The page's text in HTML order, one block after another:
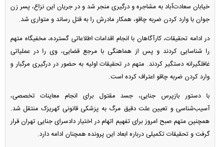
خیابان سعادت‌آباد به مشاجره و درگیری منجر شد و در جریان این نزاع، پسر زن
جوان با وارد کردن ضربه چاقو، همکار مادرش را به قتل رساند و متواری شد.
در ادامه تحقیقات، کارآگاهان با انجام اقدامات اطلاعاتی گسترده، مخفیگاه متهم
را شناسایی کردند و پس از هماهنگی با مرجع قضایی، وی را در عملیاتی
غافلگیرانه دستگیر کردند. متهم در تحقیقات اولیه به حضور در درگیری مرگبار و
وارد کردن ضربه چاقو اعتراف کرده است.
با دستور بازپرس جنایی، جسد مقتول برای انجام معاینات تخصصی،
آسیب‌شناسی و تعیین علت دقیق مرگ به پزشکی قانونی کهریزک منتقل شد.
همچنین متهم صبح امروز برای تفهیم اتهام در اختیار دادسرای جنایی تهران قرار
گرفت و تحقیقات تکمیلی درباره ابعاد این پرونده همچنان ادامه دارد.